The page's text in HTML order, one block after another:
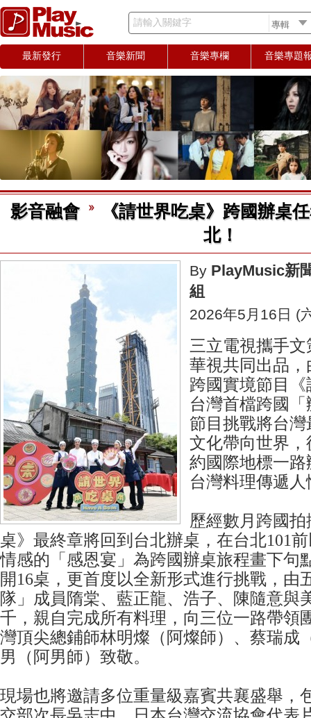
請輸入關鍵字
最新發行 音樂新聞 音樂專欄 音樂專題
影音融會
《請世界吃桌》跨國辦桌
北！
By PlayMusic新
組
2026年5月16日 (
三立電視攜手
華視共同出品
跨國實境節目
台灣首檔跨國
節目挑戰將台
文化帶向世界
約國際地標一
台灣料理傳遞
歷經數月跨國
桌》最終章將回到台北辦桌，在台北101
情感的「感恩宴」為跨國辦桌旅程畫下句
開16桌，更首度以全新形式進行挑戰，由
隊」成員隋棠、藍正龍、浩子、陳隨意與
千，親自完成所有料理，向三位一路帶領
灣頂尖總鋪師林明燦（阿燦師）、蔡瑞成
男（阿男師）致敬。
現場也將邀請多位重量級嘉賓共襄盛舉，